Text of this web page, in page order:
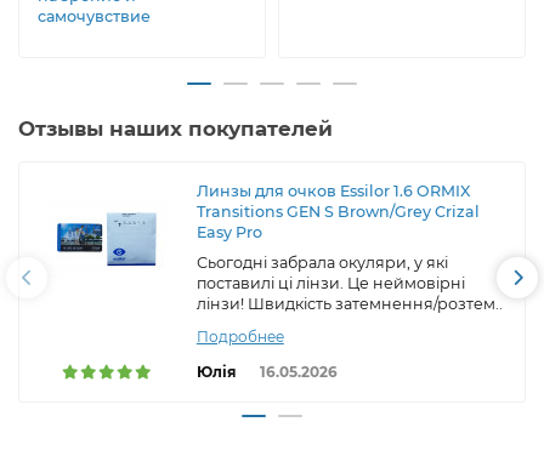
самочувствие
Отзывы наших покупателей
Линзы для очков Essilor 1.6 ORMIX
Transitions GEN S Brown/Grey Crizal
Easy Pro
Сьогодні забрала окуляри, у які
поставилі ці лінзи. Це неймовірні
лінзи! Швидкість затемнення/розтем..
Подробнее
Юлія
16.05.2026